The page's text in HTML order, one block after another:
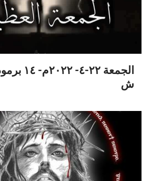
ش